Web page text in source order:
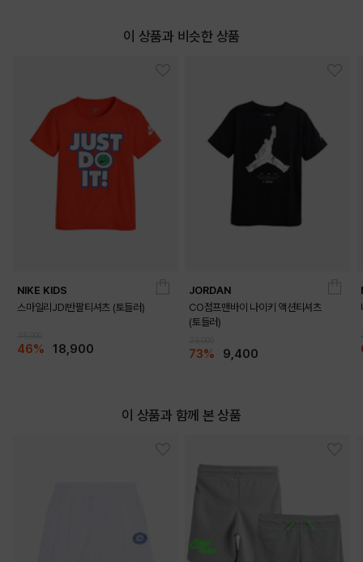
이 상품과 비슷한 상품
NIKE KIDS
스마일리JDI반팔티셔츠 (토들러)
46% 18,900
JORDAN
CO점프맨바이 나이키 액션티셔츠
(토들러)
73% 9,400
이 상품과 함께 본 상품